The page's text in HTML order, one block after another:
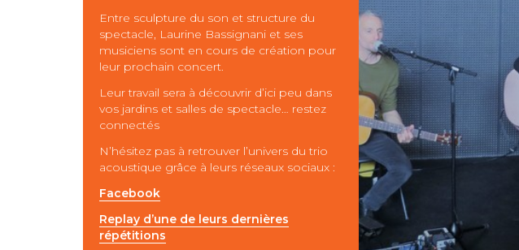
Entre sculpture du son et structure du
spectacle, Laurine Bassignani et ses
musiciens sont en cours de création pour
leur prochain concert.
Leur travail sera à découvrir d’ici peu dans
vos jardins et salles de spectacle… restez
connectés
N’hésitez pas à retrouver l’univers du trio
acoustique grâce à leurs réseaux sociaux :
Facebook
Replay d’une de leurs dernières
répétitions